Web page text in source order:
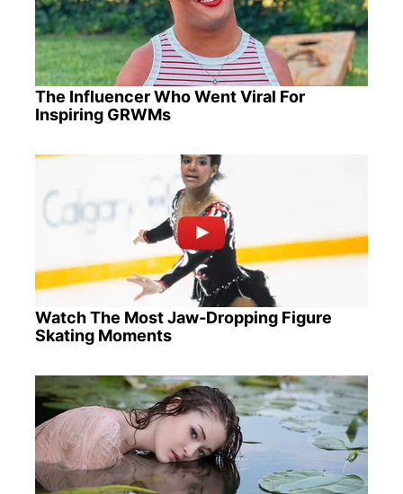
The Influencer Who Went Viral For
Inspiring GRWMs
Watch The Most Jaw‑Dropping Figure
Skating Moments